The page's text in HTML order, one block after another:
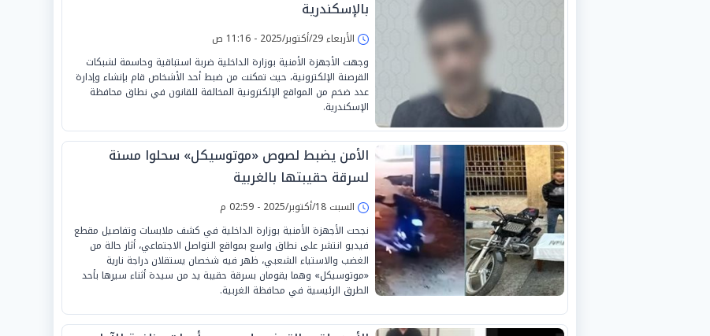
بالإسكندرية
الأربعاء 29/أكتوبر/2025 - 11:16 ص
وجهت الأجهزة الأمنية بوزارة الداخلية ضربة استباقية وحاسمة لشبكات
القرصنة الإلكترونية، حيث تمكنت من ضبط أحد الأشخاص قام بإنشاء وإدارة
عدد ضخم من المواقع الإلكترونية المخالفة للقانون في نطاق محافظة
الإسكندرية.
الأمن يضبط لصوص «موتوسيكل» سحلوا مسنة
لسرقة حقيبتها بالغربية
السبت 18/أكتوبر/2025 - 02:59 م
نجحت الأجهزة الأمنية بوزارة الداخلية في كشف ملابسات وتفاصيل مقطع
فيديو انتشر على نطاق واسع بمواقع التواصل الاجتماعي، أثار حالة من
الغضب والاستياء الشعبي، ظهر فيه شخصان يستقلان دراجة نارية
«موتوسيكل» وهما يقومان بسرقة حقيبة يد من سيدة أثناء سيرها بأحد
الطرق الرئيسية في محافظة الغربية.